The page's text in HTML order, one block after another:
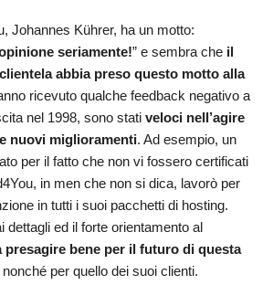
Johannes Kührer, ha un motto:
seriamente!” e sembra che il
abbia preso questo motto alla
ricevuto qualche feedback negativo a
nel 1998, sono stati veloci nell’agire
nuovi miglioramenti. Ad esempio, un
per il fatto che non vi fossero certificati
in men che non si dica, lavorò per
in tutti i suoi pacchetti di hosting.
dettagli ed il forte orientamento al
presagire bene per il futuro di questa
nonché per quello dei suoi clienti.